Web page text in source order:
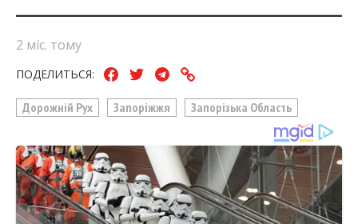
2 міс. тому
ПОДЕЛИТЬСЯ:
Дорожній Рух Запоріжжя Запорізька Область